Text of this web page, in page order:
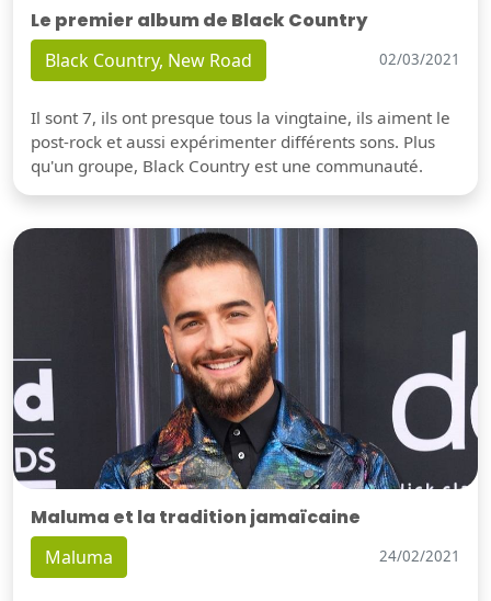
Le premier album de Black Country
Black Country, New Road 02/03/2021
Il sont 7, ils ont presque tous la vingtaine, ils aiment le
post-rock et aussi expérimenter différents sons. Plus
qu'un groupe, Black Country est une communauté.
Maluma et la tradition jamaïcaine
Maluma 24/02/2021